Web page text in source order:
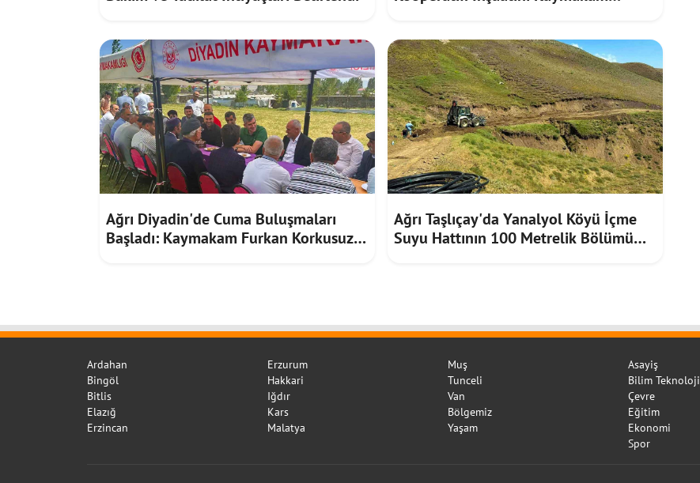
Ağrı Diyadin'de Cuma Buluşmaları
Başladı: Kaymakam Furkan Korkusuz
Ağrı Taşlıçay'da Yanalyol Köyü İçme
Suyu Hattının 100 Metrelik Bölümü
Ardahan
Bingöl
Bitlis
Elazığ
Erzincan
Erzurum
Hakkari
Iğdır
Kars
Malatya
Muş
Tunceli
Van
Bölgemiz
Yaşam
Asayiş
Bilim Teknoloji
Çevre
Eğitim
Ekonomi
Spor